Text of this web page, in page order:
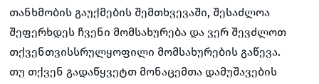
თანხმობის გაუქმების შემთხვევაში, შესაძლოა
შეფერხდეს ჩვენი მომსახურება და ვერ შევძლოთ
თქვენთვისსრულყოფილი მომსახურების გაწევა.
თუ თქვენ გადაწყვეტთ მონაცემთა დამუშავების